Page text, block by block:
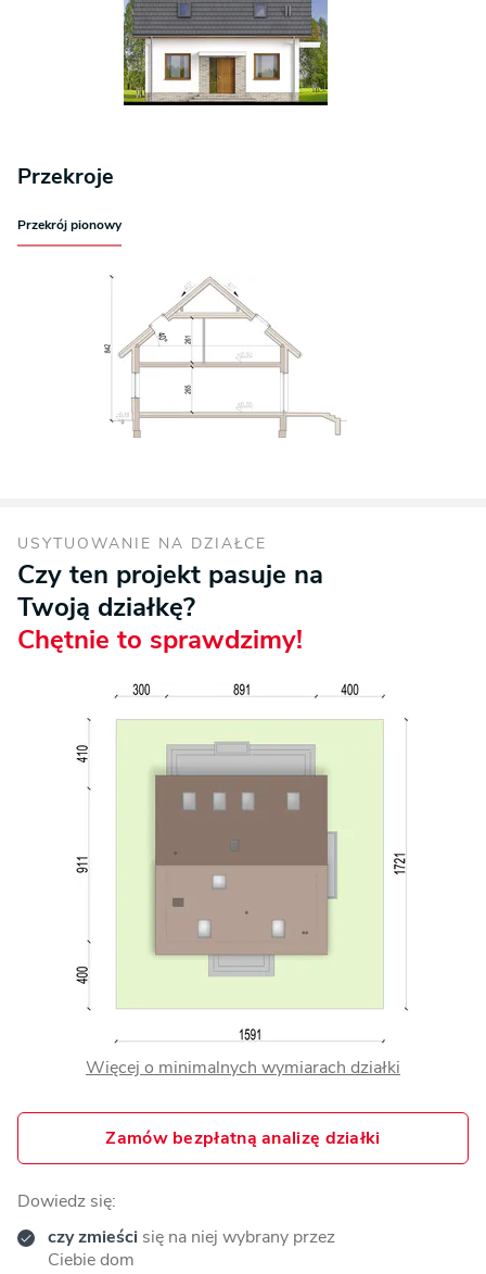
Przekroje
Przekrój pionowy
USYTUOWANIE NA DZIAŁCE
Czy ten projekt pasuje na
Twoją działkę?
Chętnie to sprawdzimy!
Więcej o minimalnych wymiarach działki
Zamów bezpłatną analizę działki
Dowiedz się:
czy zmieści się na niej wybrany przez
Ciebie dom